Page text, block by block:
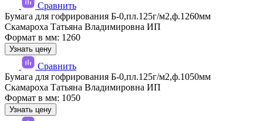
Сравнить
Бумага для гофрирования Б-0,пл.125г/м2,ф.1260мм
Скамароха Татьяна Владимировна ИП
Формат в мм: 1260
Узнать цену
Сравнить
Бумага для гофрирования Б-0,пл.125г/м2,ф.1050мм
Скамароха Татьяна Владимировна ИП
Формат в мм: 1050
Узнать цену